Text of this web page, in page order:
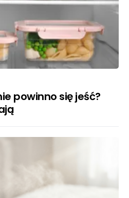
powinno się jeść?